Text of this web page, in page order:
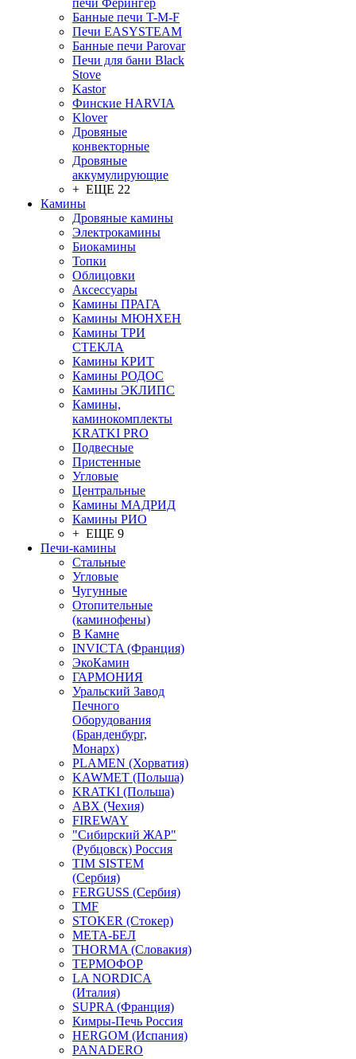
печи Ферингер
Банные печи T-M-F
Печи EASYSTEAM
Банные печи Parovar
Печи для бани Black
Stove
Kastor
Финские HARVIA
Klover
Дровяные
конвекторные
Дровяные
аккумулирующие
+ ЕЩЕ 22
Камины
Дровяные камины
Электрокамины
Биокамины
Топки
Облицовки
Аксессуары
Камины ПРАГА
Камины МЮНХЕН
Камины ТРИ
СТЕКЛА
Камины КРИТ
Камины РОДОС
Камины ЭКЛИПС
Камины,
каминокомплекты
KRATKI PRO
Подвесные
Пристенные
Угловые
Центральные
Камины МАДРИД
Камины РИО
+ ЕЩЕ 9
Печи-камины
Стальные
Угловые
Чугунные
Отопительные
(каминофены)
В Камне
INVICTA (Франция)
ЭкоКамин
ГАРМОНИЯ
Уральский Завод
Печного
Оборудования
(Бранденбург,
Монарх)
PLAMEN (Хорватия)
KAWMET (Польша)
KRATKI (Польша)
ABX (Чехия)
FIREWAY
"Сибирский ЖАР"
(Рубцовск) Россия
TIM SISTEM
(Сербия)
FERGUSS (Сербия)
TMF
STOKER (Стокер)
МЕТА-БЕЛ
THORMA (Словакия)
ТЕРМОФОР
LA NORDICA
(Италия)
SUPRA (Франция)
Кимры-Печь Россия
HERGOM (Испания)
PANADERO